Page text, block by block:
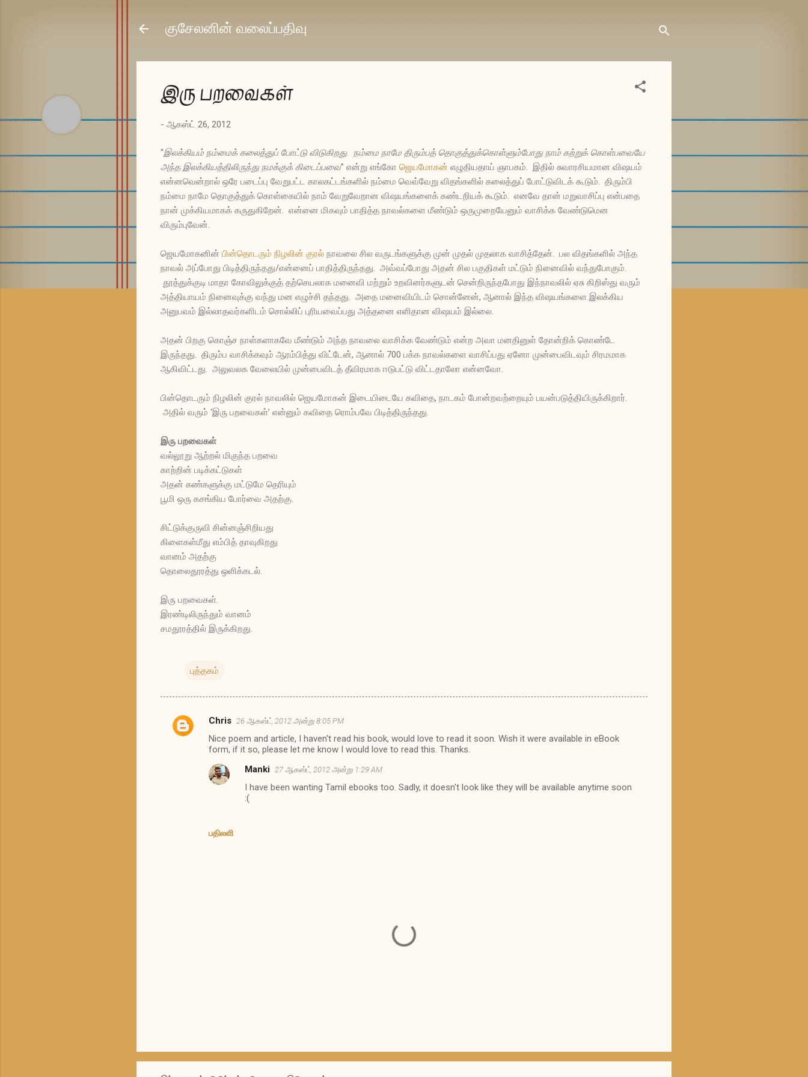
குசேலனின் வலைப்பதிவு
இரு பறவைகள்
- ஆகஸ்ட் 26, 2012
“இலக்கியம் நம்மைக் கலைத்துப் போட்டு விடுகிறது. நம்மை நாமே திரும்பத் தொகுத்துக்கொள்ளும்போது நாம் கற்றுக் கொள்பவையே
அந்த இலக்கியத்திலிருந்து நமக்குக் கிடைப்பவை” என்று எங்கோ ஜெயமோகன் எழுதியதாய் ஞாபகம். இதில் சுவாரசியமான விஷயம்
என்னவென்றால் ஒரே படைப்பு வேறுபட்ட காலகட்டங்களில் நம்மை வெவ்வேறு விதங்களில் கலைத்துப் போட்டுவிடக் கூடும். திரும்பி
நம்மை நாமே தொகுத்துக் கொள்கையில் நாம் வேறுவேறான விஷயங்களைக் கண்டறியக் கூடும். எனவே தான் மறுவாசிப்பு என்பதை
நான் முக்கியமாகக் கருதுகிறேன். என்னை மிகவும் பாதித்த நாவல்களை மீண்டும் ஒருமுறையேனும் வாசிக்க வேண்டுமென
விரும்புவேன்.
ஜெயமோகனின் பின்தொடரும் நிழலின் குரல் நாவலை சில வருடங்களுக்கு முன் முதல் முதலாக வாசித்தேன். பல விதங்களில் அந்த
நாவல் அப்போது பிடித்திருந்தது/என்னைப் பாதித்திருந்தது. அவ்வப்போது அதன் சில பகுதிகள் மட்டும் நினைவில் வந்துபோகும்.
தூத்துக்குடி மாதா கோவிலுக்குத் தற்செயலாக மனைவி மற்றும் உறவினர்களுடன் சென்றிருந்தபோது இந்நாவலில் ஏசு கிறிஸ்து வரும்
அத்தியாயம் நினைவுக்கு வந்து மன எழுச்சி தந்தது. அதை மனைவியிடம் சொன்னேன், ஆனால் இந்த விஷயங்களை இலக்கிய
அனுபவம் இல்லாதவர்களிடம் சொல்லிப் புரியவைப்பது அத்தனை எளிதான விஷயம் இல்லை.
அதன் பிறகு கொஞ்ச நாள்களாகவே மீண்டும் அந்த நாவலை வாசிக்க வேண்டும் என்ற அவா மனதினுள் தோன்றிக் கொண்டே
இருந்தது. திரும்ப வாசிக்கவும் ஆரம்பித்து விட்டேன், ஆனால் 700 பக்க நாவல்களை வாசிப்பது ஏனோ முன்பைவிடவும் சிரமமாக
ஆகிவிட்டது. அலுவலக வேலையில் முன்பைவிடத் தீவிரமாக ஈடுபட்டு விட்டதாலோ என்னவோ.
பின்தொடரும் நிழலின் குரல் நாவலில் ஜெயமோகன் இடையிடையே கவிதை, நாடகம் போன்றவற்றையும் பயன்படுத்தியிருக்கிறார்.
அதில் வரும் ‘இரு பறவைகள்’ என்னும் கவிதை ரொம்பவே பிடித்திருந்தது.
இரு பறவைகள்
வல்லூறு ஆற்றல் மிகுந்த பறவை
காற்றின் படிக்கட்டுகள்
அதன் கண்களுக்கு மட்டுமே தெரியும்
பூமி ஒரு கசங்கிய போர்வை அதற்கு.
சிட்டுக்குருவி சின்னஞ்சிறியது
கிளைகள்மீது எம்பித் தாவுகிறது
வானம் அதற்கு
தொலைதூரத்து ஒளிக்கடல்.
இரு பறவைகள்.
இரண்டிலிருந்தும் வானம்
சமதூரத்தில் இருக்கிறது.
புத்தகம்
க
Chris 26 ஆகஸ்ட், 2012 அன்று 8:05 PM
Nice poem and article, I haven't read his book, would love to read it soon. Wish it were available in eBook
form, if it so, please let me know I would love to read this. Thanks.
பதிலளி
Manki 27 ஆகஸ்ட், 2012 அன்று 1:29 AM
I have been wanting Tamil ebooks too. Sadly, it doesn't look like they will be available anytime soon
:(
ரு
த்